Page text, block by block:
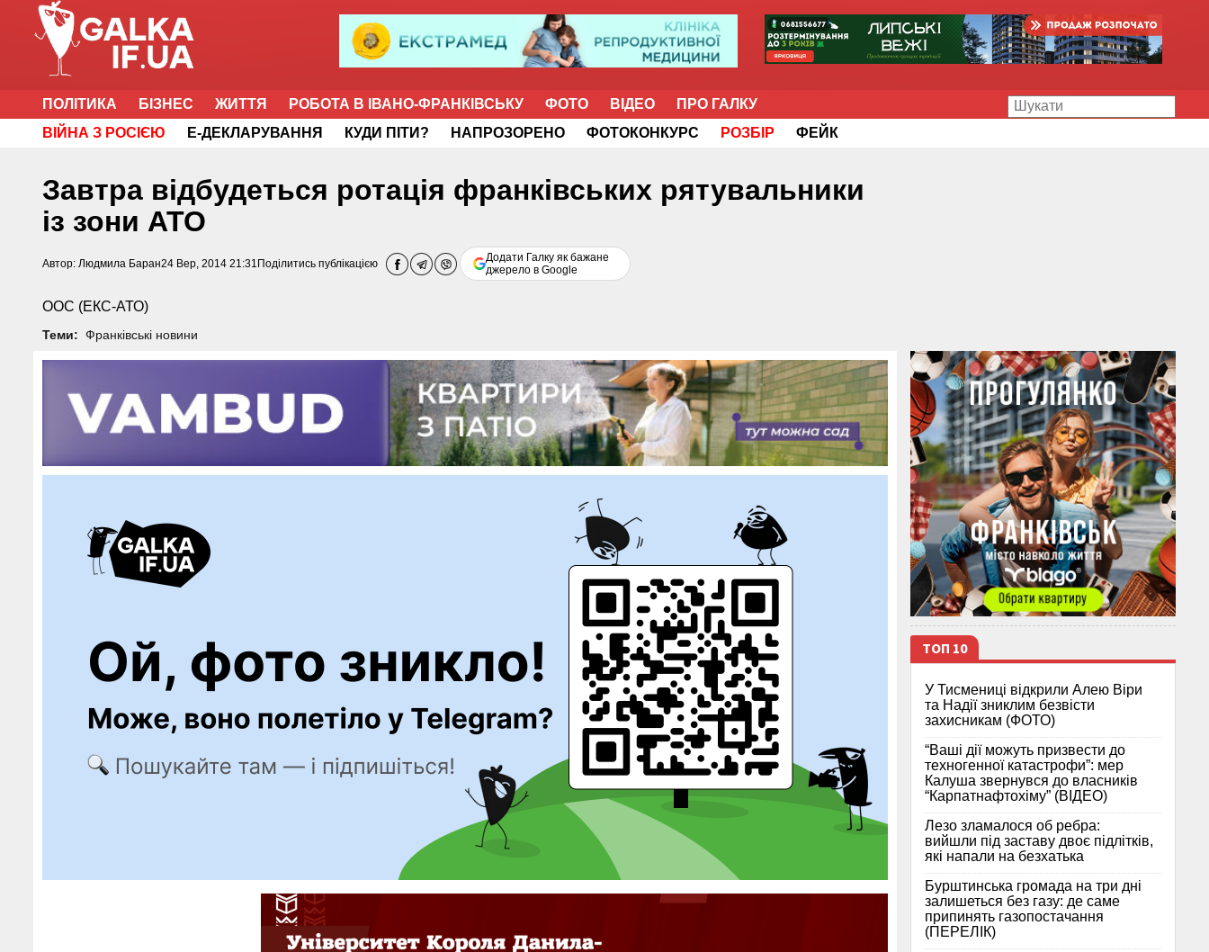
ПОЛІТИКА БІЗНЕС ЖИТТЯ РОБОТА В ІВАНО-ФРАНКІВСЬКУ ФОТО ВІДЕО
ПРО ГАЛКУ
ВІЙНА З РОСІЄЮ
Е-ДЕКЛАРУВАННЯ КУДИ ПІТИ? НАПРОЗОРЕНО ФОТОКОНКУРС РОЗБІР ФЕЙК
Завтра відбудеться ротація франківських рятувальники
із зони АТО
Автор: Людмила Баран24 Вер, 2014 21:31 Поділитись публікацією
Додати Галку як бажане
джерело в Google
ООС (ЕКС-АТО)
Теми: Франківські новини
ТОП 10
У Тисмениці відкрили Алею Віри
та Надії зниклим безвісти
захисникам (ФОТО)
“Ваші дії можуть призвести до
техногенної катастрофи”: мер
Калуша звернувся до власників
“Карпатнафтохіму” (ВІДЕО)
Лезо зламалося об ребра:
вийшли під заставу двоє підлітків,
які напали на безхатька
Бурштинська громада на три дні
залишеться без газу: де саме
припинять газопостачання
(ПЕРЕЛІК)